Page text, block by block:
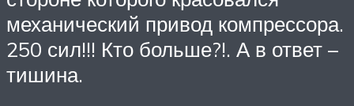
механический привод компрессора.
250 сил!!! Кто больше?!. А в ответ –
тишина.